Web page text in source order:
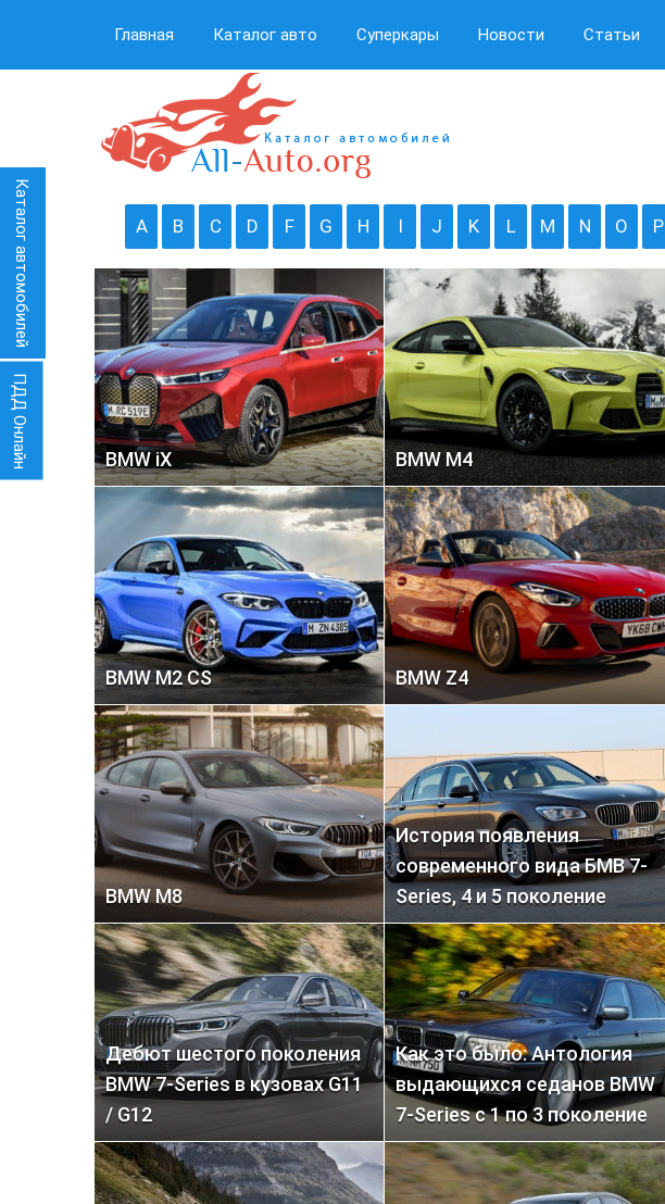
Главная Каталог авто Суперкары Новости Статьи
A B C D F G H I J K L M N O P
BMW iX BMW M4
BMW M2 CS BMW Z4
BMW M8
История появления
современного вида БМВ 7-
Series, 4 и 5 поколение
Дебют шестого поколения
BMW 7-Series в кузовах G11
/ G12
Как это было: Антология
выдающихся седанов BMW
7-Series с 1 по 3 поколение
Каталог автомобилей
ПДД Онлайн